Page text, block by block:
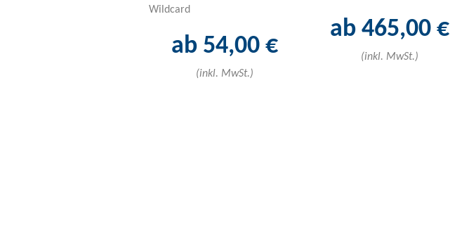
Wildcard
ab 54,00 €
(inkl. MwSt.)
ab 465,00 €
(inkl. MwSt.)